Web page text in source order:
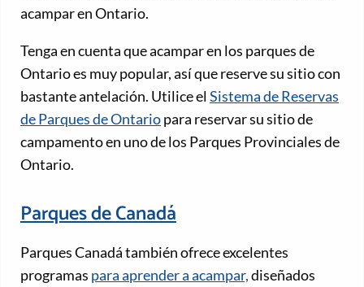
acampar en Ontario.
Tenga en cuenta que acampar en los parques de
Ontario es muy popular, así que reserve su sitio con
bastante antelación. Utilice elSistema de Reservas
de Parques de Ontariopara reservar su sitio de
campamento en uno de los Parques Provinciales de
Ontario.
Parques de Canadá
Parques Canadá también ofrece excelentes
programas para aprender a acampar,diseñados